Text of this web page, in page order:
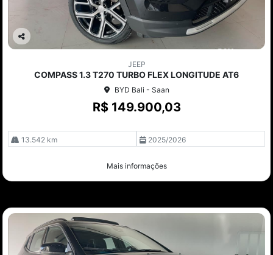
Co
JEEP
COMPASS 1.3 T270 TURBO FLEX LONGITUDE AT6
BYD Bali - Saan
R$ 149.900,03
13.542 km 2025/2026
Mais informações